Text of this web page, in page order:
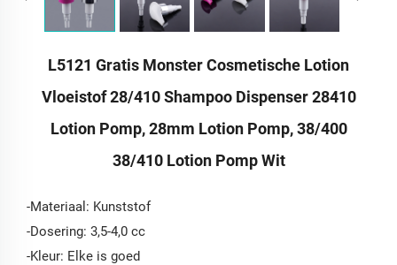
L5121 Gratis Monster Cosmetische Lotion
Vloeistof 28/410 Shampoo Dispenser 28410
Lotion Pomp, 28mm Lotion Pomp, 38/400
38/410 Lotion Pomp Wit
-Materiaal: Kunststof
-Dosering: 3,5-4,0 cc
-Kleur: Elke is goed